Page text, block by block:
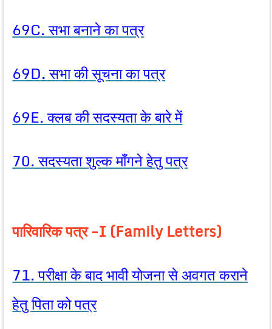
69C. सभा बनाने का पत्र
69D. सभा की सूचना का पत्र
69E. क्लब की सदस्यता के बारे में
70. सदस्यता शुल्क माँगने हेतु पत्र
पारिवारिक पत्र -I (Family Letters)
71. परीक्षा के बाद भावी योजना से अवगत कराने
हेतु पिता को पत्र